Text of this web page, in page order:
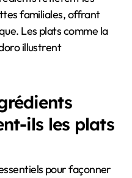
familiales, offrant
Les plats comme la
illustrent
ils les plats
pour façonner